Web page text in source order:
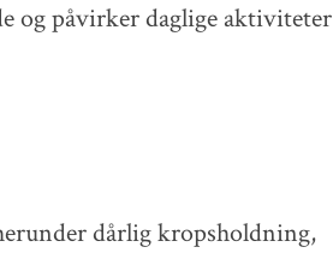
og påvirker daglige aktiviteter
dårlig kropsholdning,